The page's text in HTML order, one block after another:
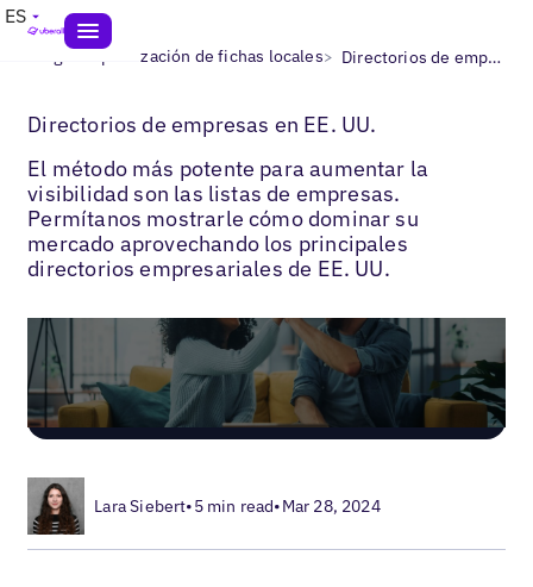
ES
Blogs> Optimización de fichas locales> Directorios de empresas en EE. UU.
Directorios de empresas en EE. UU.
El método más potente para aumentar la
visibilidad son las listas de empresas.
Permítanos mostrarle cómo dominar su
mercado aprovechando los principales
directorios empresariales de EE. UU.
Lara Siebert•5 min read•Mar 28, 2024